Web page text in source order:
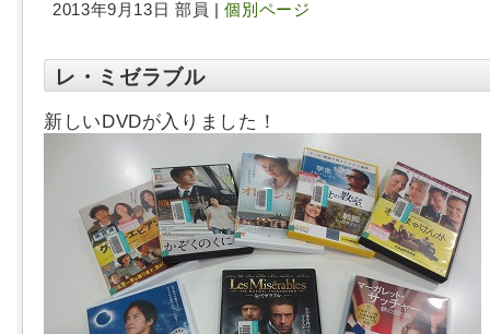
2013年9月13日 部員 |個別ページ
レ・ミゼラブル
新しいDVDが入りました！